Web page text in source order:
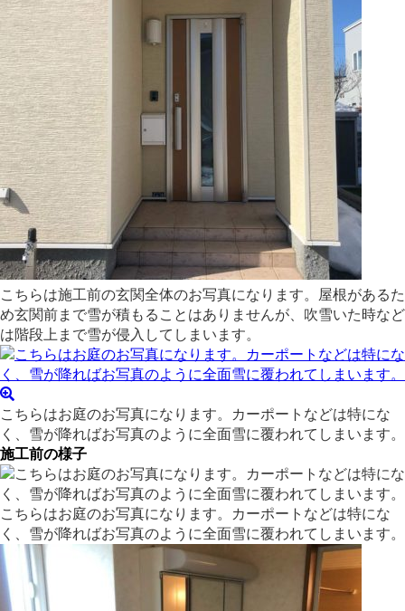
こちらは施工前の玄関全体のお写真になります。屋根があるた
め玄関前まで雪が積もることはありませんが、吹雪いた時など
は階段上まで雪が侵入してしまいます。
こちらはお庭のお写真になります。カーポートなどは特にな
く、雪が降ればお写真のように全面雪に覆われてしまいます。
施工前の様子
こちらはお庭のお写真になります。カーポートなどは特にな
く、雪が降ればお写真のように全面雪に覆われてしまいます。